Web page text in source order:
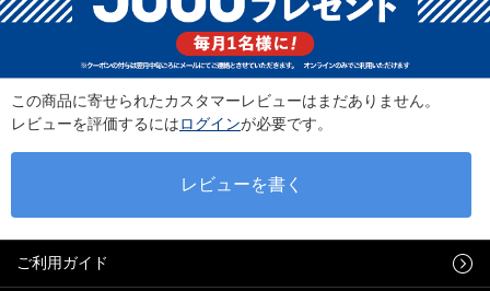
この商品に寄せられたカスタマーレビューはまだありません。
レビューを評価するにはログインが必要です。
ご利用ガイド